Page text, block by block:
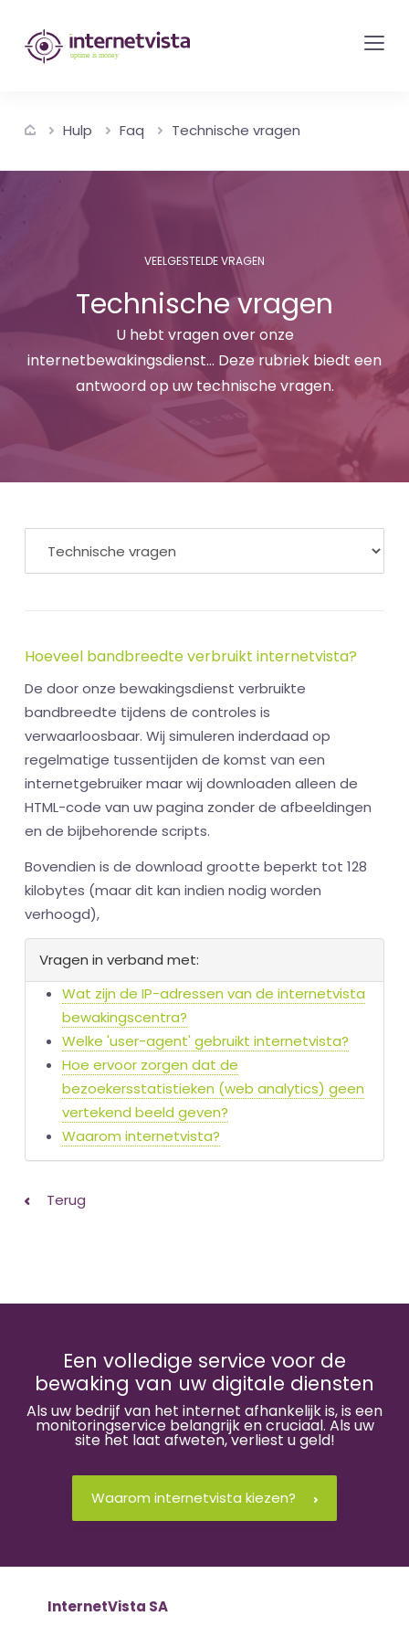
internetvista
monitoring
bewaking
van
websites
Uptime
money
Hulp Faq Technische vragen
VEELGESTELDE VRAGEN
Technische vragen
U hebt vragen over onze
internetbewakingsdienst... Deze rubriek biedt een
antwoord op uw technische vragen.
Hoeveel bandbreedte verbruikt internetvista?
De door onze bewakingsdienst verbruikte
bandbreedte tijdens de controles is
verwaarloosbaar. Wij simuleren inderdaad op
regelmatige tussentijden de komst van een
internetgebruiker maar wij downloaden alleen de
HTML-code van uw pagina zonder de afbeeldingen
en de bijbehorende scripts.
Bovendien is de download grootte beperkt tot 128
kilobytes (maar dit kan indien nodig worden
verhoogd),
Vragen in verband met:
Wat zijn de IP-adressen van de internetvista
bewakingscentra?
Welke 'user-agent' gebruikt internetvista?
Hoe ervoor zorgen dat de
bezoekersstatistieken (web analytics) geen
vertekend beeld geven?
Waarom internetvista?
Terug
Een volledige service voor de
bewaking van uw digitale diensten
Als uw bedrijf van het internet afhankelijk is, is een
monitoringservice belangrijk en cruciaal. Als uw
site het laat afweten, verliest u geld!
Waarom internetvista kiezen?
InternetVista SA